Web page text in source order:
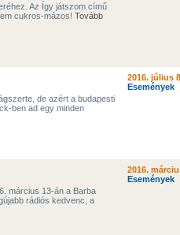
Az Így játszom című
cukros-mázos! Tovább
de azért a budapesti
ben ad egy minden
2016. július
Események
március 13-án a Barba
rádiós kedvenc, a
2016.
Események